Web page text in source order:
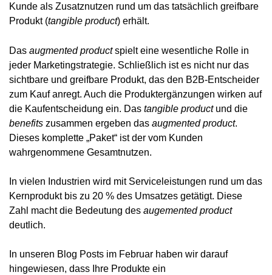
Kunde als Zusatznutzen rund um das tatsächlich greifbare
Produkt (tangible product) erhält.
Das augmented productspielt eine wesentliche Rolle in
jeder Marketingstrategie. Schließlich ist es nicht nur das
sichtbare und greifbare Produkt, das den B2B-Entscheider
zum Kauf anregt. Auch die Produktergänzungen wirken auf
die Kaufentscheidung ein. Das tangible productund die
benefits zusammen ergeben das augmented product.
Dieses komplette „Paket“ ist der vom Kunden
wahrgenommene Gesamtnutzen.
In vielen Industrien wird mit Serviceleistungen rund um das
Kernprodukt bis zu 20 % des Umsatzes getätigt. Diese
Zahl macht die Bedeutung des augemented product
deutlich.
In unseren Blog Posts im Februar haben wir darauf
hingewiesen, dass Ihre Produkte ein